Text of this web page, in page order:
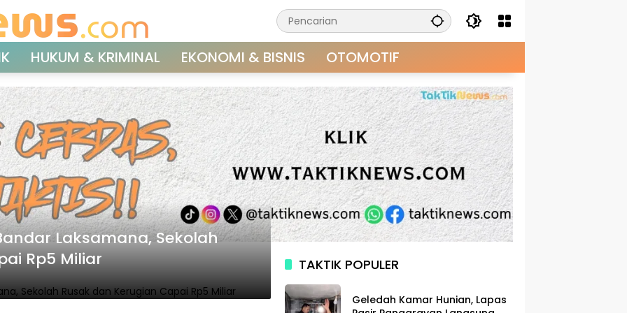
HUKUM & KRIMINAL EKONOMI & BISNIS OTOMOTIF
Laksamana, Sekolah
Rp5 Miliar
TAKTIK POPULER
Geledah Kamar Hunian, Lapas